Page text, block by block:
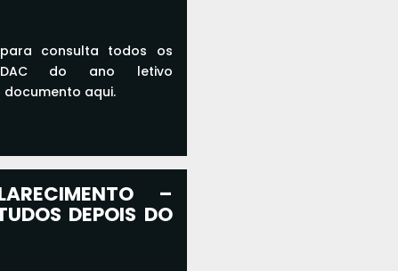
consulta todos os
DAC do ano letivo
documento aqui.
–
DEPOIS DO